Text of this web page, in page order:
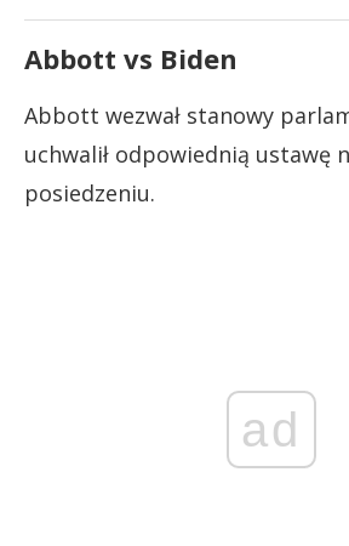
Abbott vs Biden
Abbott wezwał stanowy
uchwalił odpowiednią ustawę
posiedzeniu.
ad